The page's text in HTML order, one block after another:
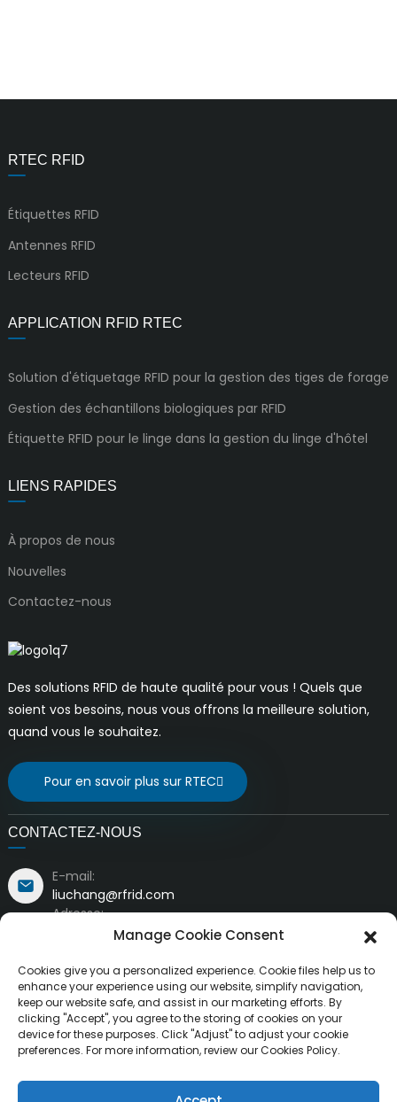
RTEC RFID
Étiquettes RFID
Antennes RFID
Lecteurs RFID
APPLICATION RFID RTEC
Solution d'étiquetage RFID pour la gestion des tiges de forage
Gestion des échantillons biologiques par RFID
Étiquette RFID pour le linge dans la gestion du linge d'hôtel
LIENS RAPIDES
À propos de nous
Nouvelles
Contactez-nous
Des solutions RFID de haute qualité pour vous ! Quels que
soient vos besoins, nous vous offrons la meilleure solution,
quand vous le souhaitez.
Pour en savoir plus sur RTEC
CONTACTEZ-NOUS
E-mail:
liuchang@rfrid.com
Adresse:
Bâtiment n° 10, Base d'innovation, District scientifique
621000
Droits d'auteur ©MianYang RuiTai Intelligent Technology Co.,
Manage Cookie Consent
Cookies give you a personalized experience. Cookie files help us to
enhance your experience using our website, simplify navigation,
keep our website safe, and assist in our marketing efforts. By
clicking "Accept", you agree to the storing of cookies on your
device for these purposes. Click "Adjust" to adjust your cookie
preferences. For more information, review our Cookies Policy.